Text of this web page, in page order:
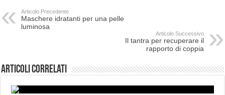
Articolo Precedente
Maschere idratanti per una pelle
luminosa
Articolo Successivo
Il tantra per recuperare il
rapporto di coppia
Articoli correlati